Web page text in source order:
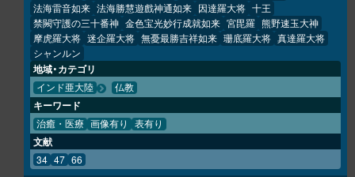
法海雷音如来 法海勝慧遊戲神通如来 因達羅大将 十王
禁闕守護の三十番神 金色宝光妙行成就如来 宮毘羅 熊野速玉大神
摩虎羅大将 迷企羅大将 無憂最勝吉祥如来 珊底羅大将 真達羅大将
シャンルン
地域・カテゴリ
インド亜大陸 仏教
キーワード
治癒・医療 画像有り 表有り
文献
34 47 66